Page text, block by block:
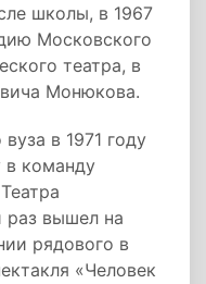
школы, в 1967
Московского
театра, в
Монюкова.
в 1971 году
в команду
вышел на
рядового в
«Человек